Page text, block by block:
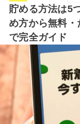
貯める方法は5
め方から無料・
で完全ガイド